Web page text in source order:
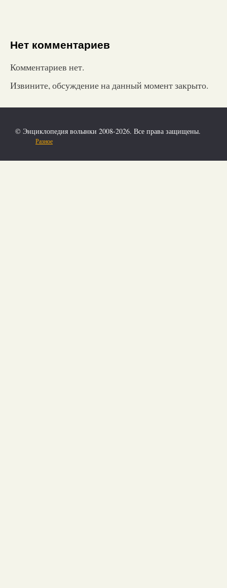
Нет комментариев
Комментариев нет.
Извините, обсуждение на данный момент закрыто.
© Энциклопедия волынки 2008-2026. Все права защищены.
Разное